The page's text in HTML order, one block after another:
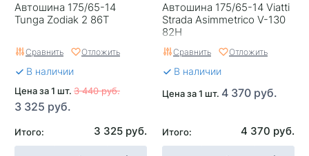
Автошина 175/65-14
Tunga Zodiak 2 86T
Сравнить Отложить
В наличии
Цена за 1 шт. 3 440 руб.
3 325 руб.
Итого: 3 325 руб.
Автошина 175/65-14 Viatti
Strada Asimmetrico V-130
82H
Сравнить Отложить
В наличии
Цена за 1 шт. 4 370 руб.
Итого: 4 370 руб.